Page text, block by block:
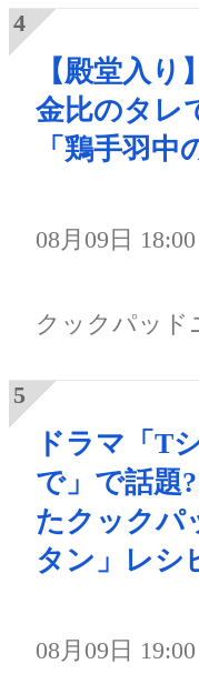
【殿堂入
金比のタレ
「鶏手羽中
08月09日 18:00
クックパッド
ドラマ「T
で」で話題
たクックパ
タン」レシ
08月09日 19:00